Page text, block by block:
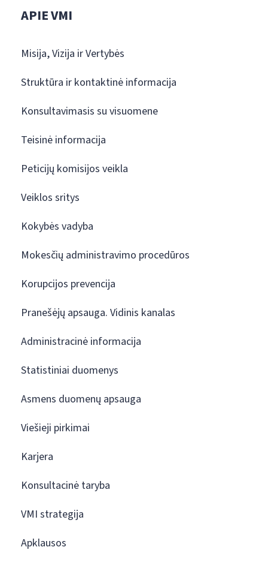
APIE VMI
Misija, Vizija ir Vertybės
Struktūra ir kontaktinė informacija
Konsultavimasis su visuomene
Teisinė informacija
Peticijų komisijos veikla
Veiklos sritys
Kokybės vadyba
Mokesčių administravimo procedūros
Korupcijos prevencija
Pranešėjų apsauga. Vidinis kanalas
Administracinė informacija
Statistiniai duomenys
Asmens duomenų apsauga
Viešieji pirkimai
Karjera
Konsultacinė taryba
VMI strategija
Apklausos